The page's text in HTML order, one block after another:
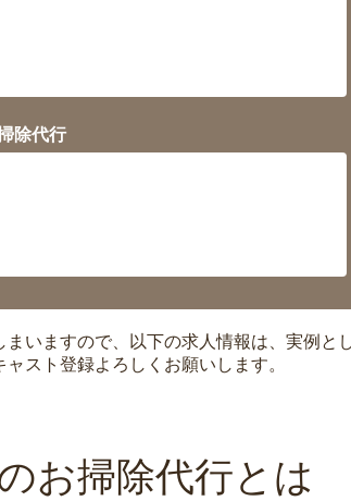
除代行
いますので、以下の求人情報は、実例と
スト登録よろしくお願いします。
お掃除代行とは